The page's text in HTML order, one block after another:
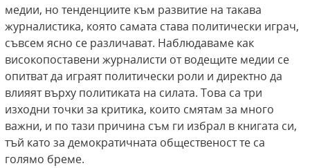
медии, но тенденциите към развитие на такава
журналистика, която самата става политически играч,
съвсем ясно се различават. Наблюдаваме как
високопоставени журналисти от водещите медии се
опитват да играят политически роли и директно да
влияят върху политиката на силата. Това са три
изходни точки за критика, които смятам за много
важни, и по тази причина съм ги избрал в книгата си,
тъй като за демократичната общественост те са
голямо бреме.